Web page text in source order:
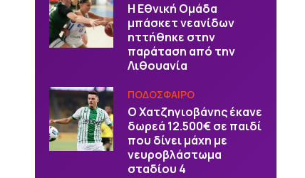
Η Εθνική Ομάδα
μπάσκετ νεανίδων
ηττήθηκε στην
παράταση από την
Λιθουανία
ΠΟΔΟΣΦΑΙΡΟ
Ο Χατζηγιοβάνης έκανε
δωρεά 12.500€ σε παιδί
που δίνει μάχη με
νευροβλάστωμα
σταδίου 4